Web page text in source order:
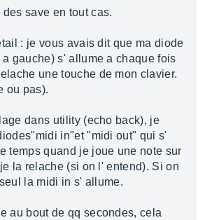
save en tout cas.
: je vous avais dit que ma diode
gauche) s' allume a chaque fois
une touche de mon clavier.
ou pas).
dans utility (echo back), je
in"et "midi out" qui s'
temps quand je joue une note sur
la relache (si on l' entend). Si on
la midi in s' allume.
au bout de qq secondes, cela